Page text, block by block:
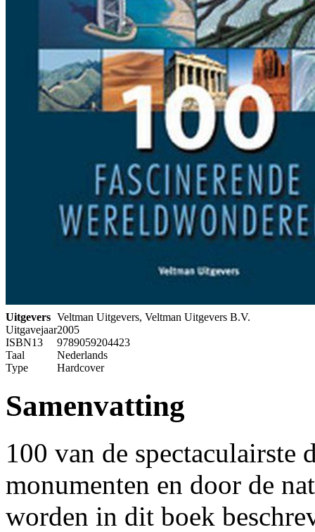
Uitgevers Veltman Uitgevers, Veltman Uitgevers B.V.
Uitgavejaar2005
ISBN13
9789059204423
Taal
Nederlands
Type
Hardcover
Samenvatting
100 van de spectaculairste
monumenten en door de
worden in dit boek